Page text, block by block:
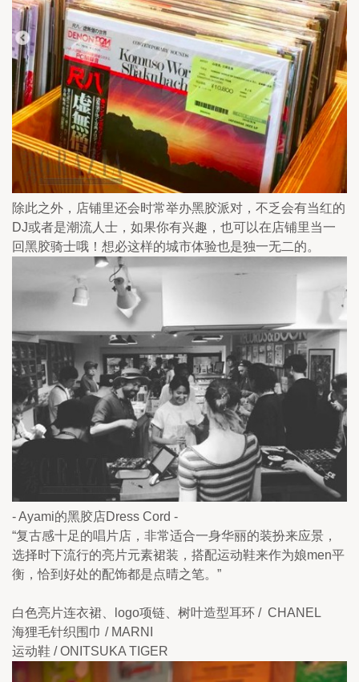
除此之外，店铺里还会时常举办黑胶派对，不乏会有当红的
DJ或者是潮流人士，如果你有兴趣，也可以在店铺里当一
回黑胶骑士哦！想必这样的城市体验也是独一无二的。
- Ayami的黑胶店Dress Cord -
“复古感十足的唱片店，非常适合一身华丽的装扮来应景，
选择时下流行的亮片元素裙装，搭配运动鞋来作为娘men平
衡，恰到好处的配饰都是点晴之笔。”
白色亮片连衣裙、logo项链、树叶造型耳环 /  CHANEL
海狸毛针织围巾 / MARNI
运动鞋 / ONITSUKA TIGER